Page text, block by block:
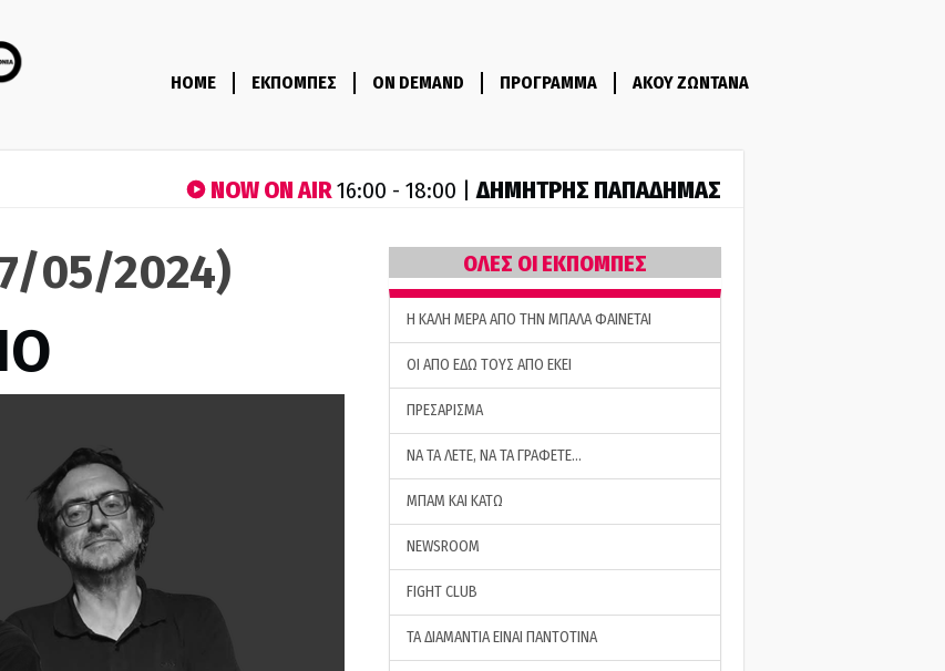
HOME ΕΚΠΟΜΠΕΣ ON DEMAND ΠΡΟΓΡΑΜΜΑ ΑΚΟΥ ΖΩΝΤΑΝΑ
NOW ON AIR16:00 - 18:00 |ΔΗΜΗΤΡΗΣ ΠΑΠΑΔΗΜΑΣ
05/2024) ΟΛΕΣ ΟΙ ΕΚΠΟΜΠΕΣ
H ΚΑΛΗ ΜΕΡΑ ΑΠΟ ΤΗΝ ΜΠΑΛΑ ΦΑΙΝΕΤΑΙ
ΟΙ ΑΠΟ ΕΔΩ ΤΟΥΣ ΑΠΟ ΕΚΕΙ
ΠΡΕΣΑΡΙΣΜΑ
ΝΑ ΤΑ ΛΕΤΕ, ΝΑ ΤΑ ΓΡΑΦΕΤΕ…
ΜΠΑΜ ΚΑΙ ΚΑΤΩ
NEWSROOM
FIGHT CLUB
ΤΑ ΔΙΑΜΑΝΤΙΑ ΕΙΝΑΙ ΠΑΝΤΟΤΙΝΑ